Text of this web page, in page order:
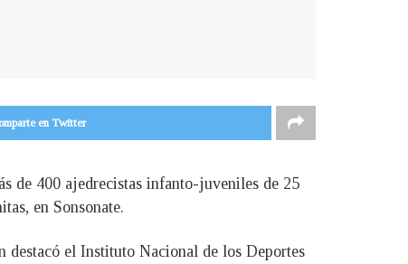
en Twitter
de 400 ajedrecistas infanto-juveniles de 25
en Sonsonate.
destacó el Instituto Nacional de los Deportes